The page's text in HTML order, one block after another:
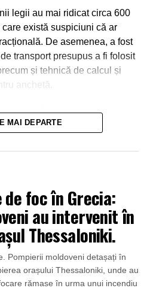
legii au mai ridicat circa 600
există suspiciuni că ar
De asemenea, a fost
transport presupus a fi folosit
și tehnică de calcul și
anchetă.
ar fi fost organizată de un
dintre acestea fiind deja
cadrul investigațiilor.
MAI DEPARTE
de foc în Grecia:
au intervenit în
Thessaloniki.
Pompierii moldoveni detașați în
orașului Thessaloniki, unde au
rămase în urma unui incendiu